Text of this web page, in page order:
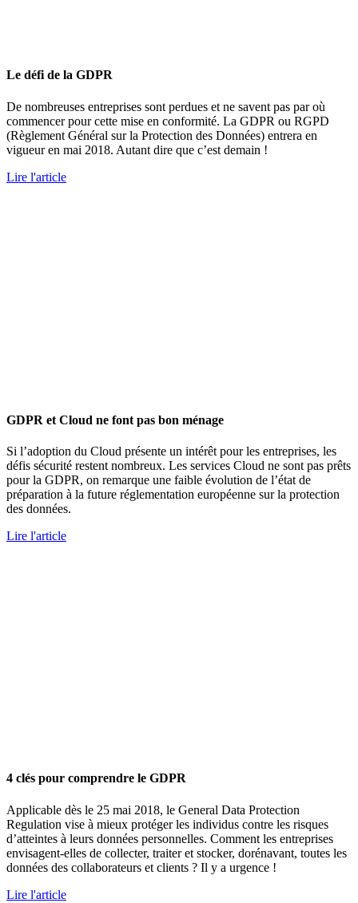
Le défi de la GDPR
De nombreuses entreprises sont perdues et ne savent pas par où
commencer pour cette mise en conformité. La GDPR ou RGPD
(Règlement Général sur la Protection des Données) entrera en
vigueur en mai 2018. Autant dire que c’est demain !
Lire l'article
GDPR et Cloud ne font pas bon ménage
Si l’adoption du Cloud présente un intérêt pour les entreprises, les
défis sécurité restent nombreux. Les services Cloud ne sont pas prêts
pour la GDPR, on remarque une faible évolution de l’état de
préparation à la future réglementation européenne sur la protection
des données.
Lire l'article
4 clés pour comprendre le GDPR
Applicable dès le 25 mai 2018, le General Data Protection
Regulation vise à mieux protéger les individus contre les risques
d’atteintes à leurs données personnelles. Comment les entreprises
envisagent-elles de collecter, traiter et stocker, dorénavant, toutes les
données des collaborateurs et clients ? Il y a urgence !
Lire l'article